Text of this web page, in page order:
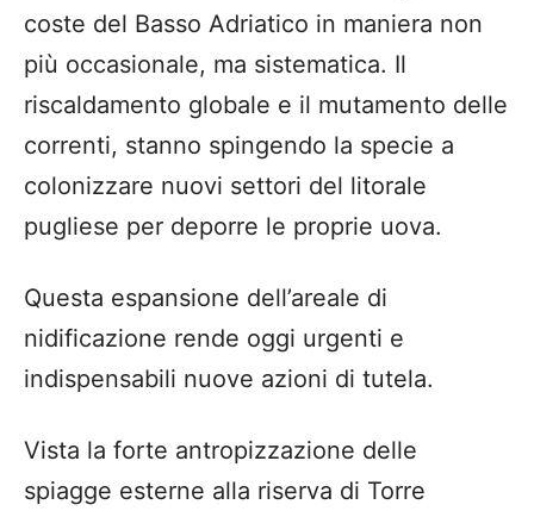
coste del Basso Adriatico in maniera non
più occasionale, ma sistematica. Il
riscaldamento globale e il mutamento delle
correnti, stanno spingendo la specie a
colonizzare nuovi settori del litorale
pugliese per deporre le proprie uova.
Questa espansione dell’areale di
nidificazione rende oggi urgenti e
indispensabili nuove azioni di tutela.
Vista la forte antropizzazione delle
spiagge esterne alla riserva di Torre